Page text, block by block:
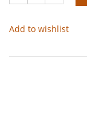
Add to wishlist